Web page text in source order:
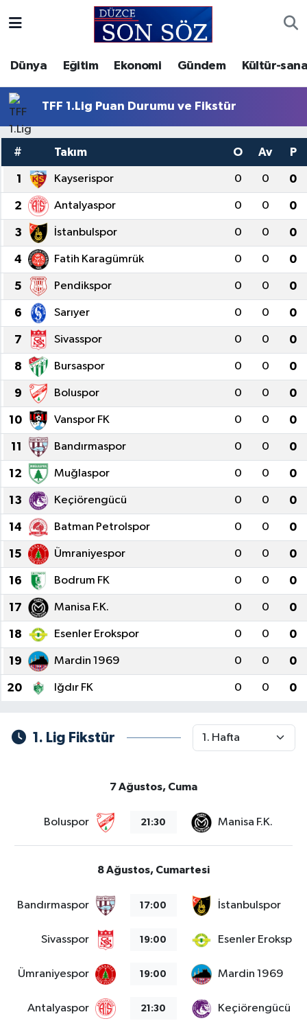
Dünya Eğitim Ekonomi Gündem Kültür-
TFF 1.Lig Puan Durumu ve Fikstür
# Takım O Av P
1 Kayserispor 0 0 0
2 Antalyaspor 0 0 0
3 İstanbulspor 0 0 0
4 Fatih Karagümrük 0 0 0
5 Pendikspor 0 0 0
6 Sarıyer 0 0 0
7 Sivasspor 0 0 0
8 Bursaspor 0 0 0
9 Boluspor 0 0 0
10 Vanspor FK 0 0 0
11 Bandırmaspor 0 0 0
12 Muğlaspor 0 0 0
13 Keçiörengücü 0 0 0
14 Batman Petrolspor 0 0 0
15 Ümraniyespor 0 0 0
16 Bodrum FK 0 0 0
17 Manisa F.K. 0 0 0
18 Esenler Erokspor 0 0 0
19 Mardin 1969 0 0 0
20 Iğdır FK 0 0 0
1. Lig Fikstür
7 Ağustos, Cuma
Boluspor 21:30 Manisa F.K.
8 Ağustos, Cumartesi
Bandırmaspor 17:00 İstanbulspor
Sivasspor 19:00 Esenler Erokspor
Ümraniyespor 19:00 Mardin 1969
Antalyaspor 21:30 Keçiörengücü
Gizlilik Sözleşmesi
Künye
Video Galeri
Akçakoca Hava Durumu
Süper Lig Puan Durumu ve Fikstür
Tüm Manşetler
Son Dakika Haberleri
Haber Arşivi